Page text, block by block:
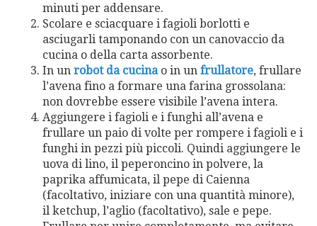
minuti per addensare.
Scolare e sciacquare i fagioli borlotti e
asciugarli tamponando con un canovaccio da
cucina o della carta assorbente.
In un robot da cucinao in un frullatore, frullare
l’avena fino a formare una farina grossolana:
non dovrebbe essere visibile l’avena intera.
Aggiungere i fagioli e i funghi all’avena e
frullare un paio di volte per rompere i fagioli e i
funghi in pezzi più piccoli. Quindi aggiungere le
uova di lino, il peperoncino in polvere, la
paprika affumicata, il pepe di Caienna
(facoltativo, iniziare con una quantità minore),
il ketchup, l’aglio (facoltativo), sale e pepe.